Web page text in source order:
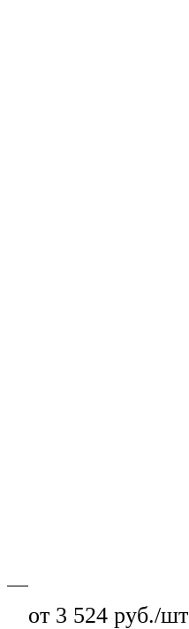
от 3 524 руб./шт